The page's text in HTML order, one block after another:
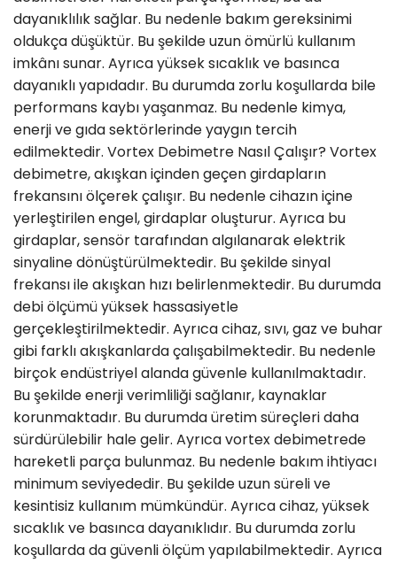
dayanıklılık sağlar. Bu nedenle bakım gereksinimi
oldukça düşüktür. Bu şekilde uzun ömürlü kullanım
imkânı sunar. Ayrıca yüksek sıcaklık ve basınca
dayanıklı yapıdadır. Bu durumda zorlu koşullarda bile
performans kaybı yaşanmaz. Bu nedenle kimya,
enerji ve gıda sektörlerinde yaygın tercih
edilmektedir. Vortex Debimetre Nasıl Çalışır? Vortex
debimetre, akışkan içinden geçen girdapların
frekansını ölçerek çalışır. Bu nedenle cihazın içine
yerleştirilen engel, girdaplar oluşturur. Ayrıca bu
girdaplar, sensör tarafından algılanarak elektrik
sinyaline dönüştürülmektedir. Bu şekilde sinyal
frekansı ile akışkan hızı belirlenmektedir. Bu durumda
debi ölçümü yüksek hassasiyetle
gerçekleştirilmektedir. Ayrıca cihaz, sıvı, gaz ve buhar
gibi farklı akışkanlarda çalışabilmektedir. Bu nedenle
birçok endüstriyel alanda güvenle kullanılmaktadır.
Bu şekilde enerji verimliliği sağlanır, kaynaklar
korunmaktadır. Bu durumda üretim süreçleri daha
sürdürülebilir hale gelir. Ayrıca vortex debimetrede
hareketli parça bulunmaz. Bu nedenle bakım ihtiyacı
minimum seviyededir. Bu şekilde uzun süreli ve
kesintisiz kullanım mümkündür. Ayrıca cihaz, yüksek
sıcaklık ve basınca dayanıklıdır. Bu durumda zorlu
koşullarda da güvenli ölçüm yapılabilmektedir. Ayrıca